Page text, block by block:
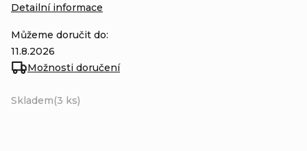
Skladem(3 ks)
Můžeme doručit do:
11.8.2026
Možnosti doručení
Detailní informace